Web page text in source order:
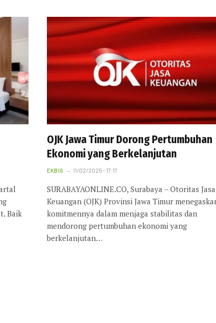
Baik
OJK Jawa Timur Dorong Pertumbuhan
Ekonomi yang Berkelanjutan
EKBIS 11/02/2025 - 17:17
SURABAYAONLINE.CO, Surabaya – Otoritas Jasa
Keuangan (OJK) Provinsi Jawa Timur
komitmennya dalam menjaga stabilitas dan
mendorong pertumbuhan ekonomi yang
berkelanjutan…